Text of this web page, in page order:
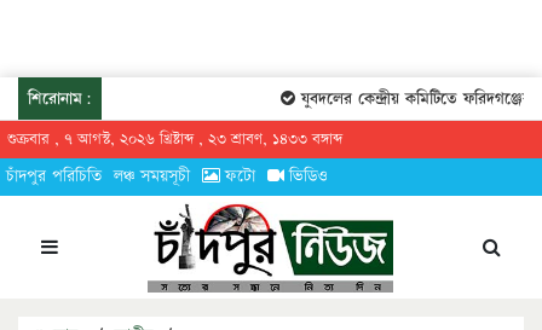
শিরোনাম: যুবদলের কেন্দ্রীয় কমিটিতে ফরিদগঞ্জের
শুক্রবার , ৭ আগস্ট, ২০২৬ খ্রিষ্টাব্দ , ২৩ শ্রাবণ, ১৪৩৩ বঙ্গাব্দ
চাঁদপুর পরিচিতি লঞ্চ সময়সূচী ফটো ভিডিও